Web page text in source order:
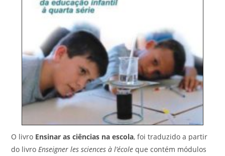
O livro Ensinar as ciências na escola, foi traduzido a partir
do livroEnseigner les sciences à l’école que contém módulos